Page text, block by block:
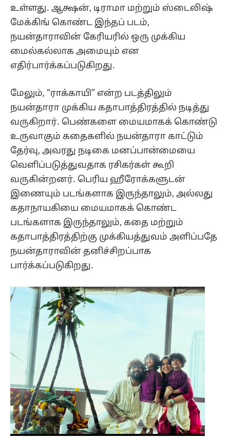
உள்ளது. ஆக்ஷன், டிராமா மற்றும் ஸ்டைலிஷ்
மேக்கிங் கொண்ட இந்தப் படம்,
நயன்தாராவின் கேரியரில் ஒரு முக்கிய
மைல்கல்லாக அமையும் என
எதிர்பார்க்கப்படுகிறது.
மேலும், “ராக்காயி” என்ற படத்திலும்
நயன்தாரா முக்கிய கதாபாத்திரத்தில் நடித்து
வருகிறார். பெண்களை மையமாகக் கொண்டு
உருவாகும் கதைகளில் நயன்தாரா காட்டும்
தேர்வு, அவரது நடிகை மனப்பான்மையை
வெளிப்படுத்துவதாக ரசிகர்கள் கூறி
வருகின்றனர். பெரிய ஹீரோக்களுடன்
இணையும் படங்களாக இருந்தாலும், அல்லது
கதாநாயகியை மையமாகக் கொண்ட
படங்களாக இருந்தாலும், கதை மற்றும்
கதாபாத்திரத்திற்கு முக்கியத்துவம் அளிப்பதே
நயன்தாராவின் தனிச்சிறப்பாக
பார்க்கப்படுகிறது.